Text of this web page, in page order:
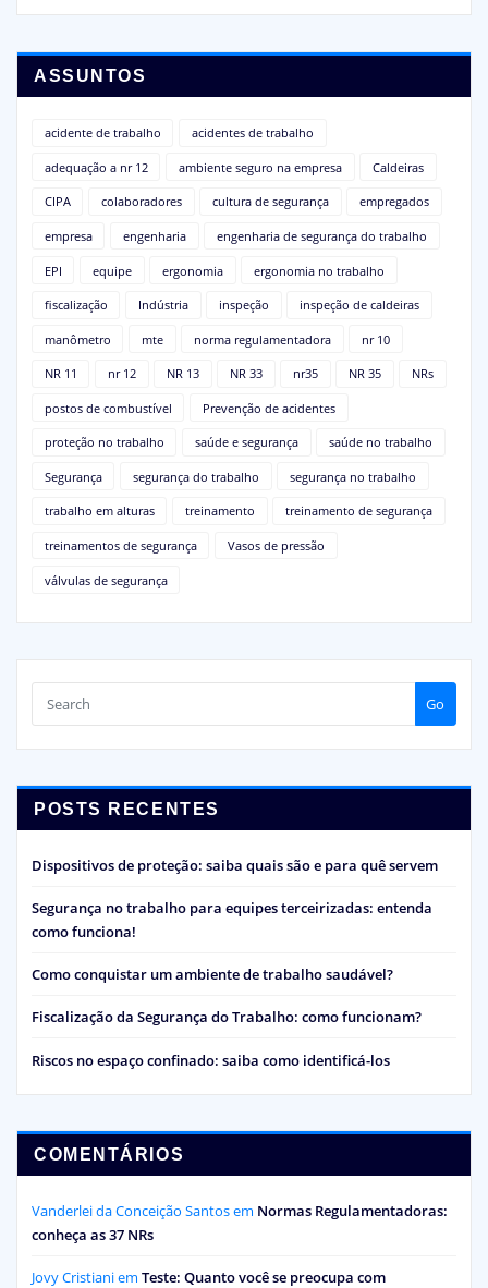
ASSUNTOS
acidente de trabalho acidentes de trabalho
adequação a nr 12 ambiente seguro na empresa Caldeiras
CIPA colaboradores cultura de segurança empregados
empresa engenharia engenharia de segurança do trabalho
EPI equipe ergonomia ergonomia no trabalho
fiscalização Indústria inspeção inspeção de caldeiras
manômetro mte norma regulamentadora nr 10
NR 11 nr 12 NR 13 NR 33 nr35 NR 35 NRs
postos de combustível Prevenção de acidentes
proteção no trabalho saúde e segurança saúde no trabalho
Segurança segurança do trabalho segurança no trabalho
trabalho em alturas treinamento treinamento de segurança
treinamentos de segurança Vasos de pressão
válvulas de segurança
Go
POSTS RECENTES
Dispositivos de proteção: saiba quais são e para quê servem
Segurança no trabalho para equipes terceirizadas: entenda
como funciona!
Como conquistar um ambiente de trabalho saudável?
Fiscalização da Segurança do Trabalho: como funcionam?
Riscos no espaço confinado: saiba como identificá-los
COMENTÁRIOS
Vanderlei da Conceição Santosem Normas Regulamentadoras:
conheça as 37 NRs
Jovy Cristianiem Teste: Quanto você se preocupa com